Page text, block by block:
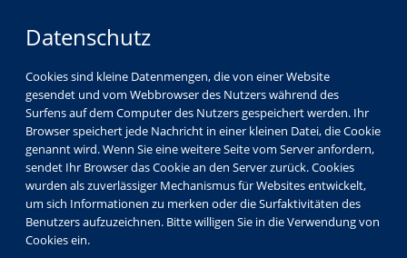
Datenschutz
Cookies sind kleine Datenmengen, die von einer Website
gesendet und vom Webbrowser des Nutzers während des
Surfens auf dem Computer des Nutzers gespeichert werden. Ihr
Browser speichert jede Nachricht in einer kleinen Datei, die Cookie
genannt wird. Wenn Sie eine weitere Seite vom Server anfordern,
sendet Ihr Browser das Cookie an den Server zurück. Cookies
wurden als zuverlässiger Mechanismus für Websites entwickelt,
um sich Informationen zu merken oder die Surfaktivitäten des
Benutzers aufzuzeichnen. Bitte willigen Sie in die Verwendung von
Cookies ein.